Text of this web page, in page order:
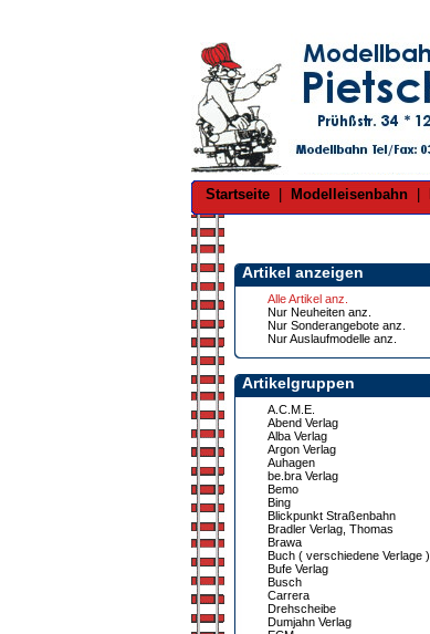
Startseite Modelleisenbahn
Artikel anzeigen
Alle Artikel anz.
Nur Neuheiten anz.
Nur Sonderangebote anz.
Nur Auslaufmodelle anz.
Artikelgruppen
A.C.M.E.
Abend Verlag
Alba Verlag
Argon Verlag
Auhagen
be.bra Verlag
Bemo
Bing
Blickpunkt Straßenbahn
Bradler Verlag, Thomas
Brawa
Buch ( verschiedene Verlage )
Bufe Verlag
Busch
Carrera
Drehscheibe
Dumjahn Verlag